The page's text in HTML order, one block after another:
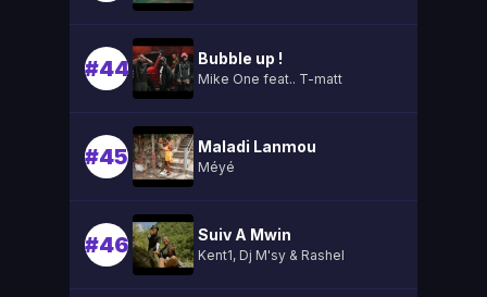
#44 Bubble up !
Mike One feat.. T-matt
#45 Maladi Lanmou
Méyé
#46 Suiv A Mwin
Kent1, Dj M'sy & Rashel